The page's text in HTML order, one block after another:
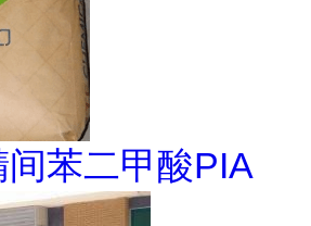
苯二甲酸PIA